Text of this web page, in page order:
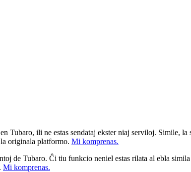
Tubaro, ili ne estas sendataj ekster niaj serviloj. Simile,
originala platformo. Mi komprenas.
de Tubaro. Ĉi tiu funkcio neniel estas rilata al ebla
Mi komprenas.